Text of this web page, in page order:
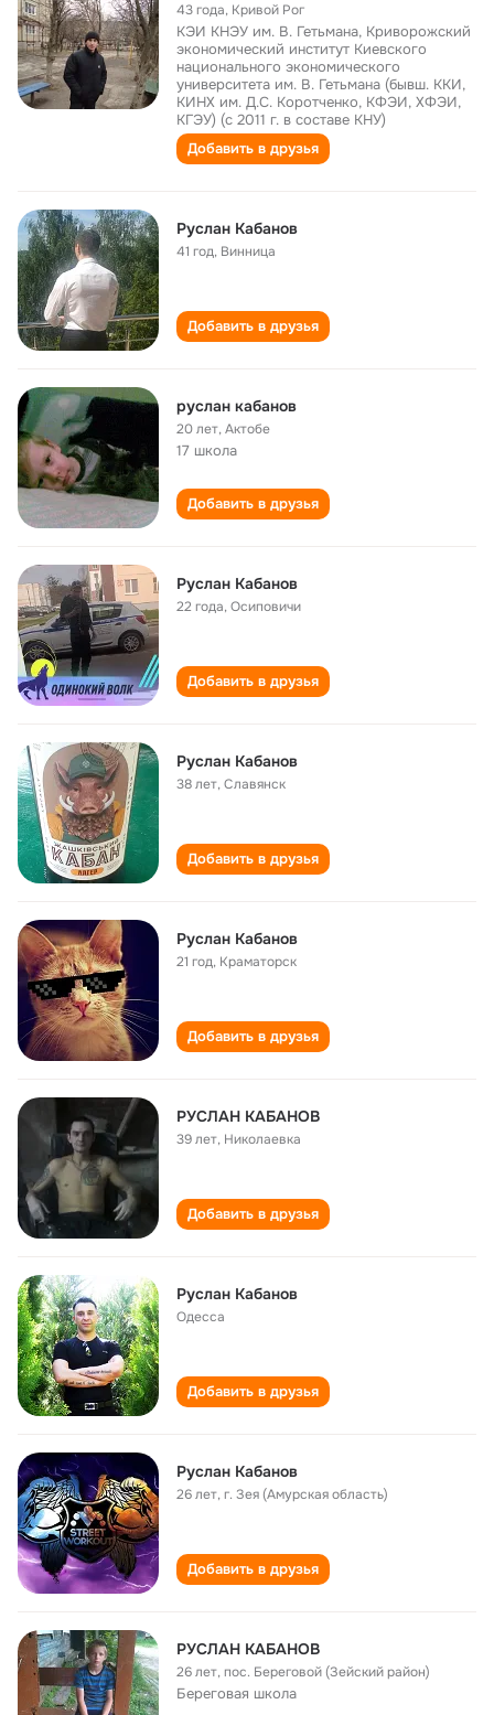
43 года, Кривой Рог
КЭИ КНЭУ им. В. Гетьмана, Криворожский
экономический институт Киевского
национального экономического
университета им. В. Гетьмана (бывш. ККИ,
КИНХ им. Д.С. Коротченко, КФЭИ, ХФЭИ,
КГЭУ) (с 2011 г. в составе КНУ)
Добавить в друзья
Руслан Кабанов
41 год, Винница
Добавить в друзья
руслан кабанов
20 лет,Актобе
17 школа
Добавить в друзья
Руслан Кабанов
22 года,Осиповичи
Добавить в друзья
Руслан Кабанов
38 лет,Славянск
Добавить в друзья
Руслан Кабанов
21 год, Краматорск
Добавить в друзья
РУСЛАН КАБАНОВ
39 лет, Николаевка
Добавить в друзья
Руслан Кабанов
Одесса
Добавить в друзья
Руслан Кабанов
26 лет,г. Зея (Амурская область)
Добавить в друзья
РУСЛАН КАБАНОВ
26 лет,пос. Береговой (Зейский район)
Береговая школа